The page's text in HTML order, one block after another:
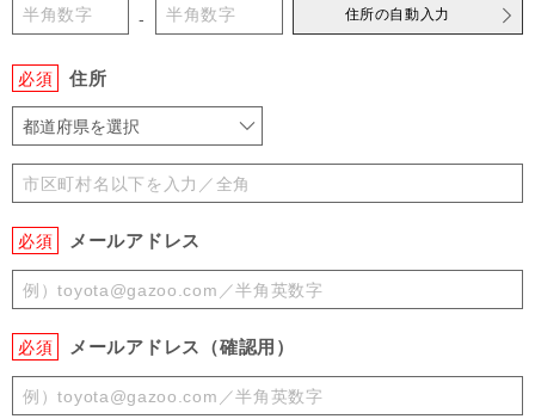
- 住所の自動入力
必須 住所
都道府県を選択
必須 メールアドレス
必須 メールアドレス（確認用）